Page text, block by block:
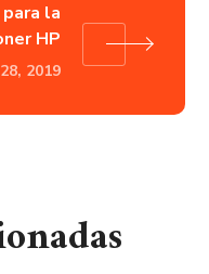
la
HP
2019